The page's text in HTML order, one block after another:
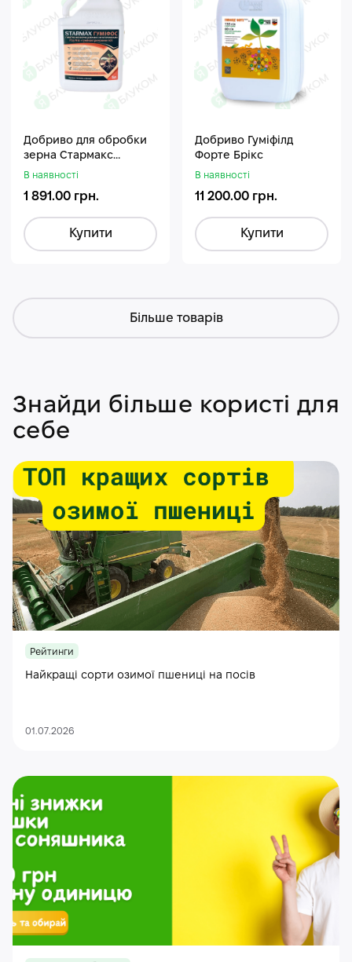
Добриво для обробки
зерна Стармакс
Гуміфос
В наявності
1 891.00 грн.
Купити
Добриво Гуміфілд
Форте Брікс
В наявності
11 200.00 грн.
Купити
Більше товарів
Знайди більше користі для
себе
Рейтинги
Найкращі сорти озимої пшениці на посів
01.07.2026